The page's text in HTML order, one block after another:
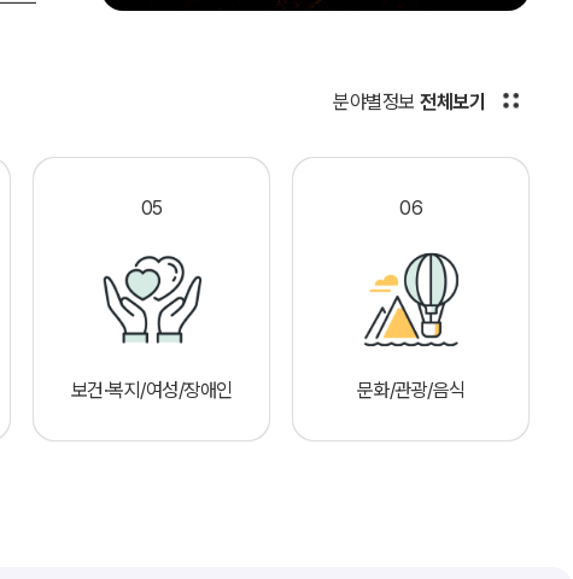
05
보건·복지/여성/장애인
06
문화/관광/음식
분야별정보 전체보기